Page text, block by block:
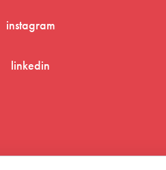
instagram
linkedin